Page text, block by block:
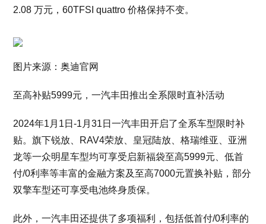
2.08 万元，60TFSI quattro 价格保持不变。
图片来源：奥迪官网
至高补贴5999元，一汽丰田推出全系限时直补活动
2024年1月1日-1月31日一汽丰田开启了全系车型限时补
贴。旗下锐放、RAV4荣放、皇冠陆放、格瑞维亚、亚洲
龙等一众明星车型均可享受启新福袋至高5999元、低首
付/0利率等丰富的金融方案及至高7000元置换补贴，部分
双擎车型还可享受电池终身质保。
此外，一汽丰田还提供了多项福利，包括低首付/0利率的